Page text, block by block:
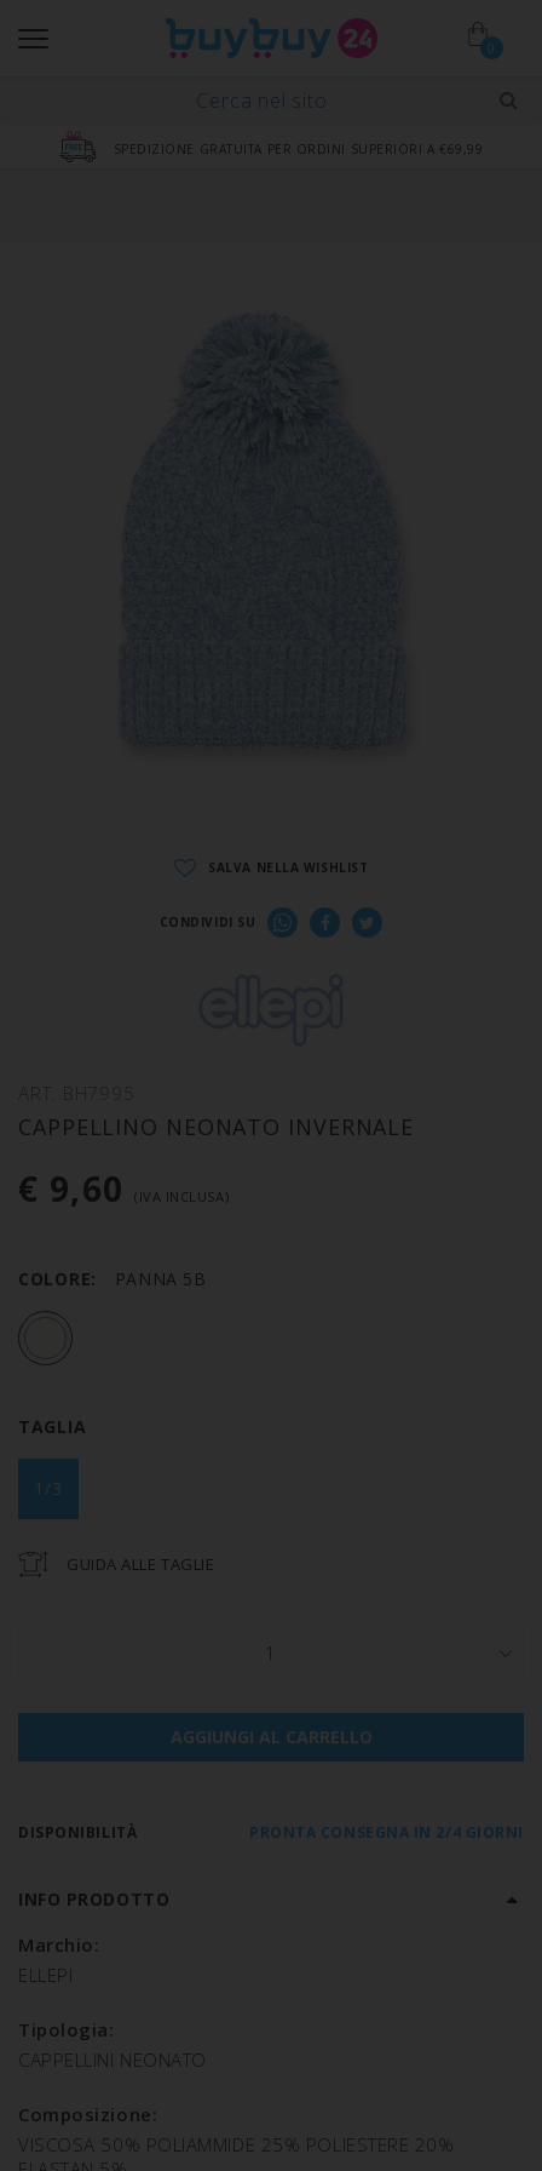
0
SPEDIZIONE GRATUITA PER ORDINI SUPERIORI A €69,99
SALVA NELLA WISHLIST
CONDIVIDI SU
CAPPELLINO NEONATO INVERNALE
€ 9,60 (IVA INCLUSA)
COLORE: PANNA 5B
TAGLIA
1/3
GUIDA ALLE TAGLIE
1
AGGIUNGI AL CARRELLO
DISPONIBILITÀ PRONTA CONSEGNA IN 2/4 GIORNI
INFO PRODOTTO
Marchio:
ELLEPI
Tipologia:
CAPPELLINI NEONATO
Composizione:
VISCOSA 50% POLIAMMIDE 25% POLIESTERE 20%